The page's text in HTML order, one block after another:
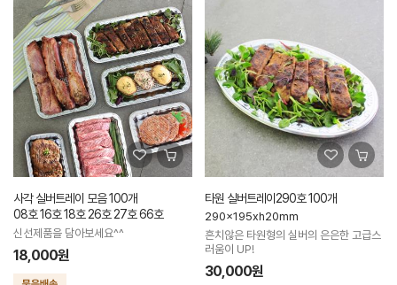
사각 실버트레이 모음 100개
08호 16호 18호 26호 27호 66호
신선제품을 담아보세요^^
18,000원
타원 실버트레이290호 100개
290x195xh20mm
흔치않은 타원형의 실버의 은은한 고급스
러움이 UP!
30,000원